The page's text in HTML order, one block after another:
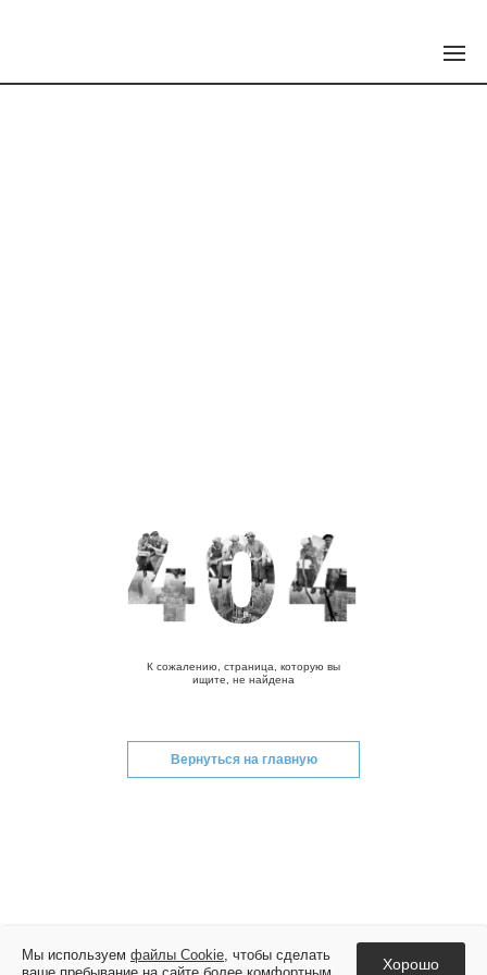
К сожалению, страница, которую вы
ищите, не найдена
Вернуться на главную
Мы используем файлы Cookie, чтобы сделать
Хорошо